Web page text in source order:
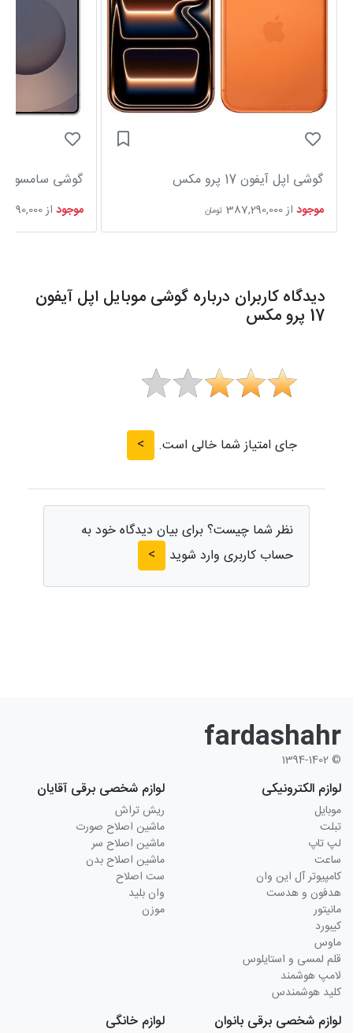
گوشی اپل آیفون 17 پرو مکس
موجود از387,290,000 تومان
گوشی سامسونگ Galaxy S25 Ultra
موجود از
دیدگاه کاربران درباره گوشی موبایل اپل آیفون
17 پرو مکس
جای امتیاز شما خالی است. >
نظر شما چیست؟ برای بیان دیدگاه خود به
حساب کاربری وارد شوید
>
fardashahr
© 1394-1402
لوازم الکترونیکی
موبایل
تبلت
لپ تاپ
ساعت
کامپیوتر آل این وان
هدفون و هدست
مانیتور
کیبورد
ماوس
قلم لمسی و استایلوس
لامپ هوشمند
کلید هوشمندس
لوازم شخصی برقی آقایان
ریش تراش
ماشین اصلاح صورت
ماشین اصلاح سر
ماشین اصلاح بدن
ست اصلاح
وان بلید
موزن
لوازم شخصی برقی بانوان لوازم خانگی